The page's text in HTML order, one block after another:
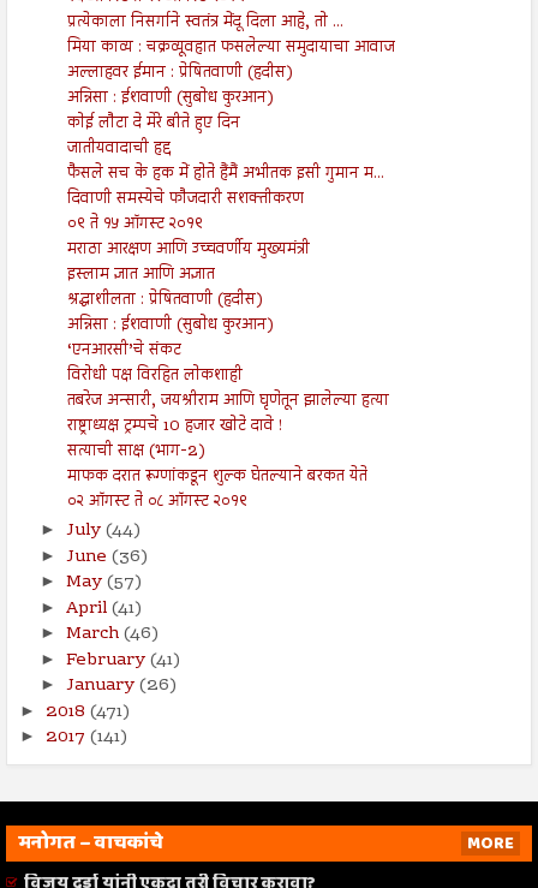
प्रत्येकाला निसर्गाने स्वतंत्र मेंदू दिला आहे, तो ...
मिया काव्य : चक्रव्यूवहात फसलेल्या समुदायाचा आवाज
अल्लाहवर ईमान : प्रेषितवाणी (हदीस)
अन्निसा : ईशवाणी (सुबोध कुरआन)
कोई लौटा दे मेरे बीते हुए दिन
जातीयवादाची हद्द
फैसले सच के हक में होते हैंमैं अभीतक इसी गुमान म...
दिवाणी समस्येचे फौजदारी सशक्तीकरण
०९ ते १५ ऑगस्ट २०१९
मराठा आरक्षण आणि उच्चवर्णीय मुख्यमंत्री
इस्लाम ज्ञात आणि अज्ञात
श्रद्धाशीलता : प्रेषितवाणी (हदीस)
अन्निसा : ईशवाणी (सुबोध कुरआन)
‘एनआरसी’चे संकट
विरोधी पक्ष विरहित लोकशाही
तबरेज अन्सारी, जयश्रीराम आणि घृणेतून झालेल्या हत्या
राष्ट्राध्यक्ष ट्रम्पचे 10 हजार खोटे दावे !
सत्याची साक्ष (भाग-2)
माफक दरात रूग्णांकडून शुल्क घेतल्याने बरकत येते
०२ ऑगस्ट ते ०८ ऑगस्ट २०१९
► July(44)
► June (36)
► May(57)
► April(41)
► March(46)
► February(41)
► January(26)
► 2018 (471)
► 2017 (141)
मनोगत – वाचकांचे
MORE